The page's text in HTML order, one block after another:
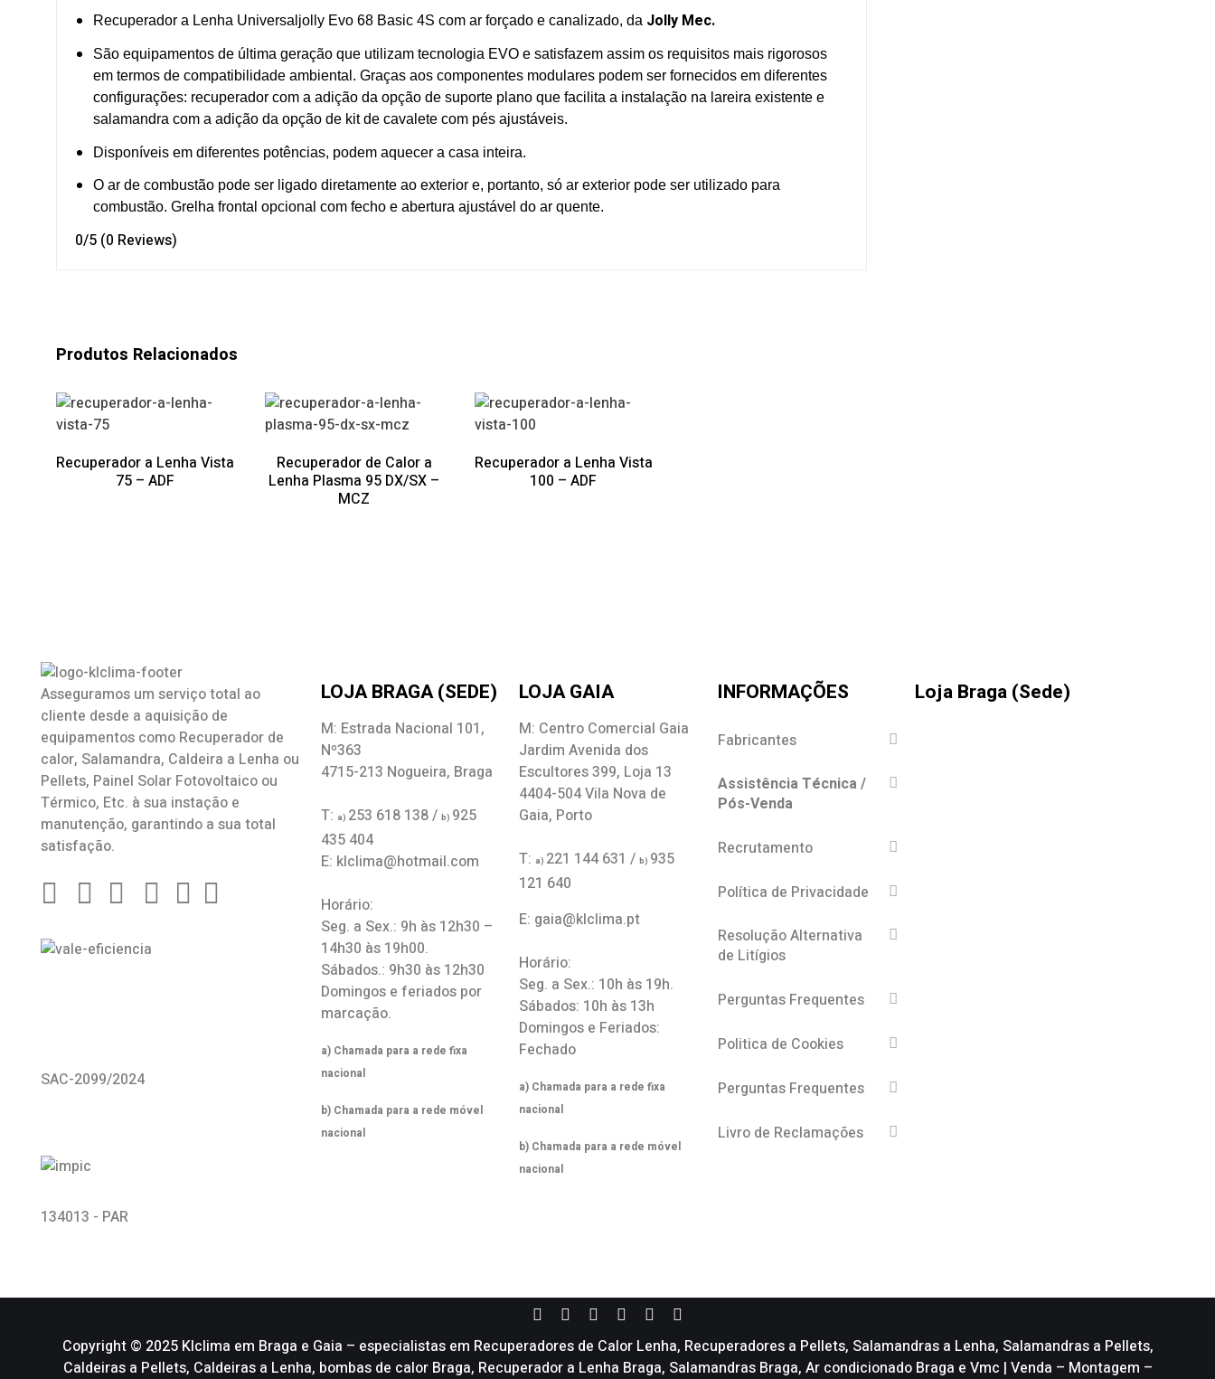
Recuperador a Lenha Universaljolly Evo 68 Basic 4S com ar forçado e canalizado, da Jolly Mec.
São equipamentos de última geração que utilizam tecnologia EVO e satisfazem assim os requisitos mais rigorosos
em termos de compatibilidade ambiental. Graças aos componentes modulares podem ser fornecidos em diferentes
configurações: recuperador com a adição da opção de suporte plano que facilita a instalação na lareira existente e
salamandra com a adição da opção de kit de cavalete com pés ajustáveis.
Disponíveis em diferentes potências, podem aquecer a casa inteira.
O ar de combustão pode ser ligado diretamente ao exterior e, portanto, só ar exterior pode ser utilizado para
combustão. Grelha frontal opcional com fecho e abertura ajustável do ar quente.
0/5 (0 Reviews)
Produtos Relacionados
Recuperador a Lenha Vista
75 – ADF
Recuperador de Calor a
Lenha Plasma 95 DX/SX –
MCZ
Recuperador a Lenha Vista
100 – ADF
Asseguramos um serviço total ao
cliente desde a aquisição de
equipamentos como Recuperador de
calor, Salamandra, Caldeira a Lenha ou
Pellets, Painel Solar Fotovoltaico ou
Térmico, Etc. à sua instação e
manutenção, garantindo a sua total
satisfação.
SAC-2099/2024
134013 - PAR
LOJA BRAGA (SEDE)
M: Estrada Nacional 101,
Nº363
4715-213 Nogueira, Braga
T: a) 253 618 138 /b) 925
435 404
E: klclima@hotmail.com
Horário:
Seg. a Sex.: 9h às 12h30 –
14h30 às 19h00.
Sábados.: 9h30 às 12h30
Domingos e feriados por
marcação.
a) Chamada para a rede fixa
nacional
b) Chamada para a rede móvel
nacional
LOJA GAIA
M: Centro Comercial Gaia
Jardim Avenida dos
Escultores 399, Loja 13
4404-504 Vila Nova de
Gaia, Porto
T: a) 221 144 631 /b) 935
121 640
E: gaia@klclima.pt
Horário:
Seg. a Sex.: 10h às 19h.
Sábados: 10h às 13h
Domingos e Feriados:
Fechado
a) Chamada para a rede fixa
nacional
b) Chamada para a rede móvel
nacional
INFORMAÇÕES
Fabricantes
Assistência Técnica /
Pós-Venda
Recrutamento
Política de Privacidade
Resolução Alternativa
de Litígios
Perguntas Frequentes
Politica de Cookies
Perguntas Frequentes
Livro de Reclamações
Loja Braga (Sede)
Copyright © 2025 Klclima em Braga e Gaia – especialistas em Recuperadores de Calor Lenha, Recuperadores a Pellets, Salamandras a Lenha, Salamandras a Pellets,
Caldeiras a Pellets, Caldeiras a Lenha, bombas de calor Braga, Recuperador a Lenha Braga, Salamandras Braga, Ar condicionado Braga e Vmc | Venda – Montagem –